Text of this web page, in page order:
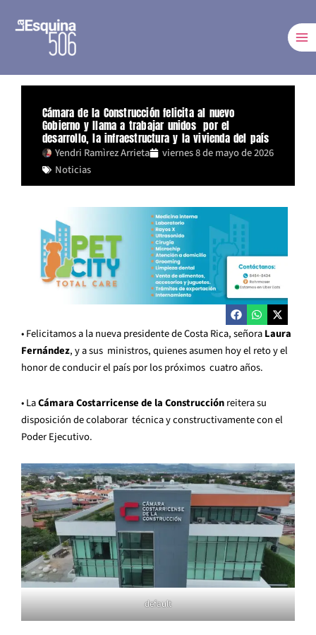
Cámara de la Construcción felicita al nuevo
Gobierno y llama a trabajar unidos por el
desarrollo, la infraestructura y la vivienda del país
Yendri Ramìrez Arrieta
viernes 8 de mayo de 2026
Noticias
• Felicitamos a la nueva presidente de Costa Rica, señoraLaura
Fernández, y a sus ministros, quienes asumen hoy el reto y el
honor de conducir el país por los próximos cuatro años.
• LaCámara Costarricense de la Construcciónreitera su
disposición de colaborar técnica y constructivamente con el
Poder Ejecutivo.
default